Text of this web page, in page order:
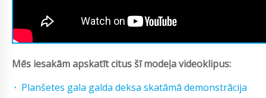
Mēs iesakām apskatīt citus šī modeļa videoklipus:
Planšetes gala galda deksa skatāmā demonstrācija